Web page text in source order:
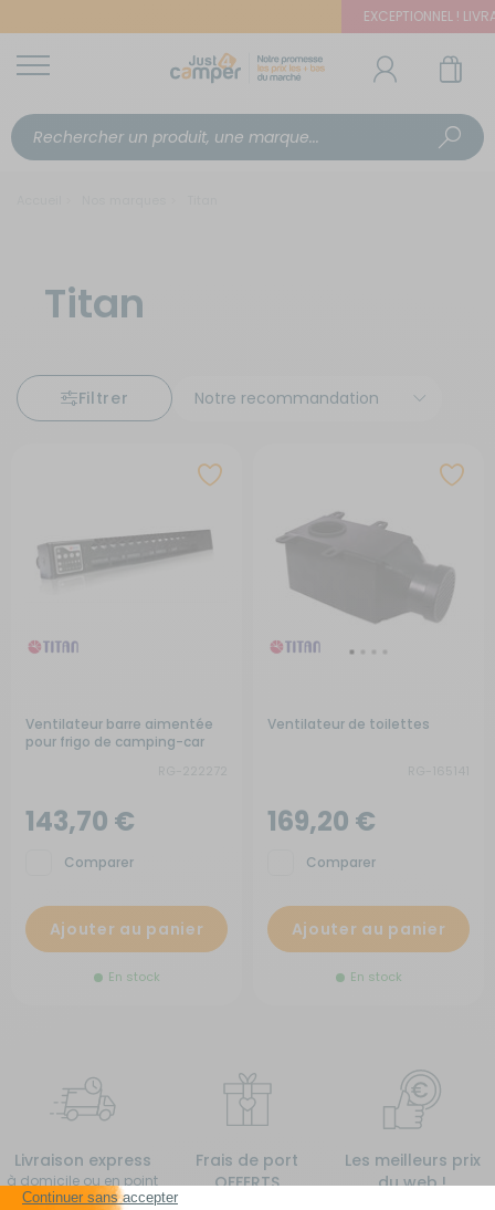
EXCEPTIONNEL !
Titan
Filtrer
Ventilateur barre aimentée
pour frigo de camping-car
143,70 €
Comparer
Ajouter au panier
En stock
Ventilateur de toilettes
169,20 €
Comparer
Ajouter au panier
En stock
Livraison express
à domicile ou en point
relais
Frais de port
OFFERTS
Les meilleurs prix
du web !